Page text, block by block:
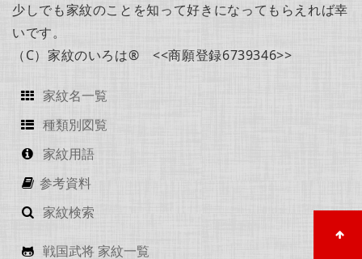
少しでも家紋のことを知って好きになってもらえれば幸
いです。
（C）家紋のいろは® <<商願登録6739346>>
家紋名一覧
種類別図覧
家紋用語
参考資料
家紋検索
戦国武将 家紋一覧